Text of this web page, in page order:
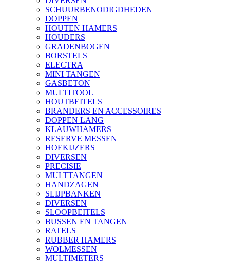
SCHUURBENODIGDHEDEN
DOPPEN
HOUTEN HAMERS
HOUDERS
GRADENBOGEN
BORSTELS
ELECTRA
MINI TANGEN
GASBETON
MULTITOOL
HOUTBEITELS
BRANDERS EN ACCESSOIRES
DOPPEN LANG
KLAUWHAMERS
RESERVE MESSEN
HOEKIJZERS
DIVERSEN
PRECISIE
MULTTANGEN
HANDZAGEN
SLIJPBANKEN
DIVERSEN
SLOOPBEITELS
BUSSEN EN TANGEN
RATELS
RUBBER HAMERS
WOLMESSEN
MULTIMETERS